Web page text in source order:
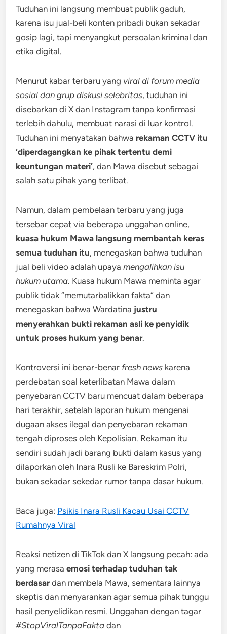
Tuduhan ini langsung membuat publik gaduh,
karena isu jual-beli konten pribadi bukan sekadar
gosip lagi, tapi menyangkut persoalan kriminal dan
etika digital.
Menurut kabar terbaru yang viral di forum media
sosial dan grup diskusi selebritas, tuduhan ini
disebarkan di X dan Instagram tanpa konfirmasi
terlebih dahulu, membuat narasi di luar kontrol.
Tuduhan ini menyatakan bahwa rekaman CCTV itu
‘diperdagangkan ke pihak tertentu demi
keuntungan materi’, dan Mawa disebut sebagai
salah satu pihak yang terlibat.
Namun, dalam pembelaan terbaru yang juga
tersebar cepat via beberapa unggahan online,
kuasa hukum Mawa langsung membantah keras
semua tuduhan itu, menegaskan bahwa tuduhan
jual beli video adalah upayamengalihkan isu
hukum utama. Kuasa hukum Mawa meminta agar
publik tidak “memutarbalikkan fakta” dan
menegaskan bahwa Wardatina justru
menyerahkan bukti rekaman asli ke penyidik
untuk proses hukum yang benar.
Kontroversi ini benar-benar fresh news karena
perdebatan soal keterlibatan Mawa dalam
penyebaran CCTV baru mencuat dalam beberapa
hari terakhir, setelah laporan hukum mengenai
dugaan akses ilegal dan penyebaran rekaman
tengah diproses oleh Kepolisian. Rekaman itu
sendiri sudah jadi barang bukti dalam kasus yang
dilaporkan oleh Inara Rusli ke Bareskrim Polri,
bukan sekadar sekedar rumor tanpa dasar hukum.
Baca juga: Psikis Inara Rusli Kacau Usai CCTV
Rumahnya Viral
Reaksi netizen di TikTok dan X langsung pecah: ada
yang merasaemosi terhadap tuduhan tak
berdasardan membela Mawa, sementara lainnya
skeptis dan menyarankan agar semua pihak tunggu
hasil penyelidikan resmi. Unggahan dengan tagar
#StopViralTanpaFakta dan